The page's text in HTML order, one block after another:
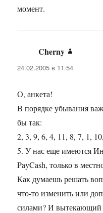
момент.
Cherny
24.02.2005 в 11:54
О, анкета!
В порядке убывания
бы так:
2, 3, 9, 6, 4, 11, 8, 7, 1,
5. У нас еще имеются
PayCash, только в
Как думаешь решать
что-то изменить или
силами? И вытекающий